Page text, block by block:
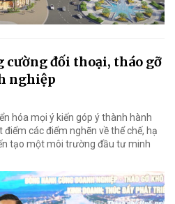
cường đối thoại, tháo gỡ
nghiệp
hóa mọi ý kiến góp ý thành hành
các điểm nghẽn về thể chế, hạ
tạo một môi trường đầu tư minh